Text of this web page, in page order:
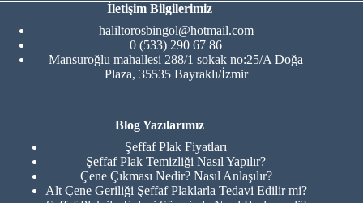
İletişim Bilgilerimiz
haliltorosbingol@hotmail.com
0 (533) 290 67 86
Mansuroğlu mahallesi 288/1 sokak no:25/A Doğa
Plaza, 35535 Bayraklı/İzmir
Blog Yazılarımız
Şeffaf Plak Fiyatları
Şeffaf Plak Temizliği Nasıl Yapılır?
Çene Çıkması Nedir? Nasıl Anlaşılır?
Alt Çene Geriliği Şeffaf Plaklarla Tedavi Edilir mi?